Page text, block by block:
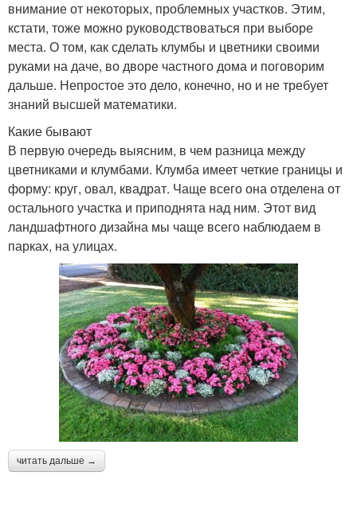
внимание от некоторых, проблемных участков. Этим,
кстати, тоже можно руководствоваться при выборе
места. О том, как сделать клумбы и цветники своими
руками на даче, во дворе частного дома и поговорим
дальше. Непростое это дело, конечно, но и не требует
знаний высшей математики.
Какие бывают
В первую очередь выясним, в чем разница между
цветниками и клумбами. Клумба имеет четкие границы и
форму: круг, овал, квадрат. Чаще всего она отделена от
остального участка и приподнята над ним. Этот вид
ландшафтного дизайна мы чаще всего наблюдаем в
парках, на улицах.
читать дальше →